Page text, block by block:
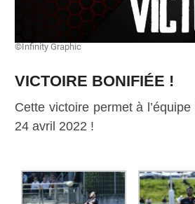
©Infinity Graphic
VICTOIRE BONIFIÉE !
Cette victoire permet à
24 avril 2022 !